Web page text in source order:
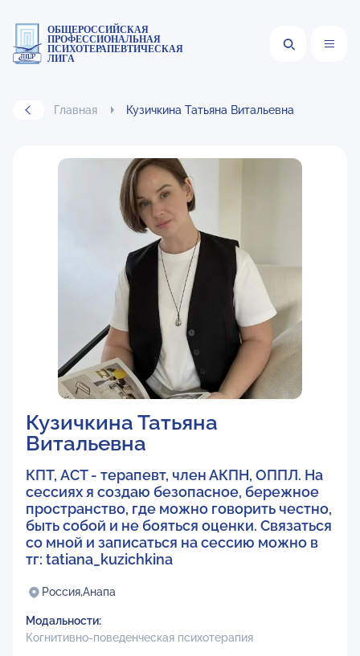
ОБЩЕРОССИЙСКАЯ
ПРОФЕССИОНАЛЬНАЯ
ПСИХОТЕРАПЕВТИЧЕСКАЯ
ЛИГА
Главная Кузичкина Татьяна Витальевна
Кузичкина Татьяна
Витальевна
КПТ, ACT - терапевт, член АКПН, ОППЛ. На
сессиях я создаю безопасное, бережное
пространство, где можно говорить честно,
быть собой и не бояться оценки. Связаться
со мной и записаться на сессию можно в
тг: tatiana_kuzichkina
Россия,Анапа
Модальности:
Когнитивно-поведенческая психотерапия